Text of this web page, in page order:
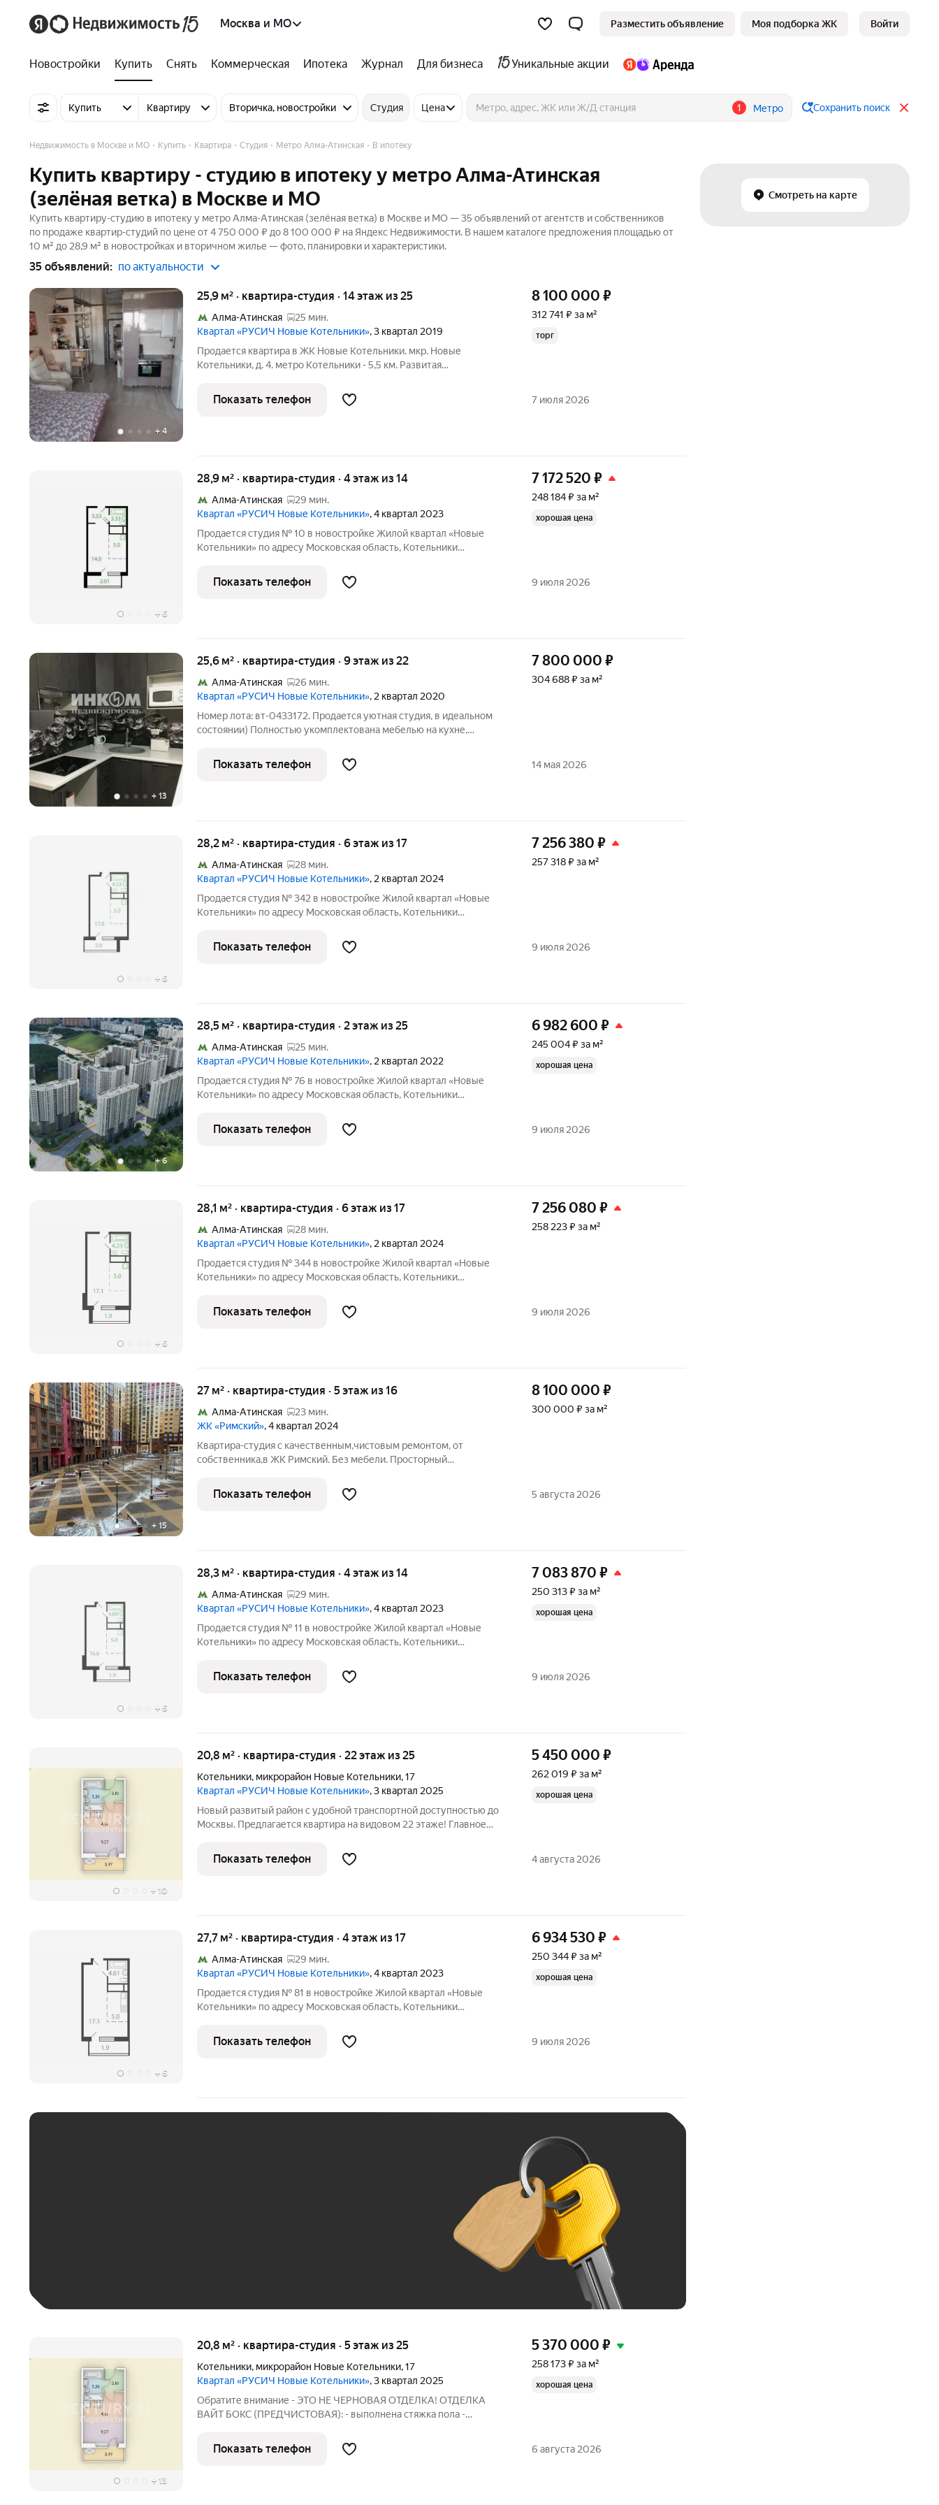
Москва и МО Разместить объявление Моя подборка ЖК Войти
Новостройки Купить Снять Коммерческая Ипотека Журнал Для бизнеса Уникальные акции
Купить Квартиру Вторичка, новостройки Студия Цена 1 Метро Сохранить поиск
Смотреть на карте
Недвижимость в Москве и МО Купить Квартира Студия Метро Алма-Атинская В ипотеку
Купить квартиру - студию в ипотеку у метро Алма-Атинская
(зелёная ветка) в Москве и МО
Купить квартиру-студию в ипотеку у метро Алма-Атинская (зелёная ветка) в Москве и МО — 35 объявлений от агентств и собственников
по продаже квартир-студий по цене от 4 750 000 ₽ до 8 100 000 ₽ на Яндекс Недвижимости. В нашем каталоге предложения площадью от
10 м² до 28,9 м² в новостройках и вторичном жилье — фото, планировки и характеристики.
35 объявлений: по актуальности
+ 4
25,9 м² · квартира-студия · 14 этаж из 25
Алма-Атинская
25 мин.
Квартал «РУСИЧ Новые Котельники», 3 квартал 2019
Продается квартира в ЖК Новые Котельники. мкр. Новые
Котельники, д. 4. метро Котельники - 5,5 км. Развитая
развлекательные центры. Один взрослый собственник. Квартира
без долгов и обременений.
8 100 000 ₽
312 741 ₽ за м²
торг
Показать телефон 7 июля 2026
+ 6
28,9 м² · квартира-студия · 4 этаж из 14
Алма-Атинская
29 мин.
Квартал «РУСИЧ Новые Котельники», 4 квартал 2023
Продается студия № 10 в новостройке Жилой квартал «Новые
Котельники» по адресу Московская область, Котельники
20. Общая площадь квартиры - 28.90 кв. м., этаж 4 из 14, секция 1.
Тип проекта,
7 172 520 ₽
248 184 ₽ за м²
хорошая цена
Показать телефон 9 июля 2026
+ 13
25,6 м² · квартира-студия · 9 этаж из 22
Алма-Атинская
26 мин.
Квартал «РУСИЧ Новые Котельники», 2 квартал 2020
Номер лота: вт-0433172. Продается уютная студия, в идеальном
состоянии) Полностью укомплектована мебелью на кухне,
видовые характеристики из окна. ЖК современный, монолитный,
дом
7 800 000 ₽
304 688 ₽ за м²
Показать телефон 14 мая 2026
+ 6
28,2 м² · квартира-студия · 6 этаж из 17
Алма-Атинская
28 мин.
Квартал «РУСИЧ Новые Котельники», 2 квартал 2024
Продается студия № 342 в новостройке Жилой квартал «Новые
Котельники» по адресу Московская область, Котельники
22. Общая площадь квартиры - 28.20 кв. м., этаж 6 из 17, секция 4.
7 256 380 ₽
257 318 ₽ за м²
Показать телефон 9 июля 2026
+6
28,5 м² · квартира-студия · 2 этаж из 25
Алма-Атинская
25 мин.
Квартал «РУСИЧ Новые Котельники», 2 квартал 2022
Продается студия № 76 в новостройке Жилой квартал «Новые
Котельники» по адресу Московская область, Котельники
Общая площадь квартиры - 28.50 кв. м., этаж 2 из 16, секция 2. Тип
проекта,
6 982 600 ₽
245 004 ₽ за м²
хорошая цена
Показать телефон 9 июля 2026
+ 6
28,1 м² · квартира-студия · 6 этаж из 17
Алма-Атинская
28 мин.
Квартал «РУСИЧ Новые Котельники», 2 квартал 2024
Продается студия № 344 в новостройке Жилой квартал «Новые
Котельники» по адресу Московская область, Котельники
22. Общая площадь квартиры - 28.10 кв. м., этаж 6 из 17, секция 4.
7 256 080 ₽
258 223 ₽ за м²
Показать телефон 9 июля 2026
+ 15
27 м² · квартира-студия · 5 этаж из 16
Алма-Атинская
23 мин.
ЖК «Римский», 4 квартал 2024
Квартира-студия с качественным,чистовым ремонтом, от
собственника,в ЖК Римский. Без мебели. Просторный
площадью 26,9 кв.м. Дом бизнес-класса с подземной паркингом,
закрытой,охраняемый
8 100 000 ₽
300 000 ₽ за м²
Показать телефон 5 августа 2026
+ 6
28,3 м² · квартира-студия · 4 этаж из 14
Алма-Атинская
29 мин.
Квартал «РУСИЧ Новые Котельники», 4 квартал 2023
Продается студия № 11 в новостройке Жилой квартал «Новые
Котельники» по адресу Московская область, Котельники
20. Общая площадь квартиры - 28.30 кв. м., этаж 4 из 14, секция 1.
Тип проекта,
7 083 870 ₽
250 313 ₽ за м²
хорошая цена
Показать телефон 9 июля 2026
+ 10
20,8 м² · квартира-студия · 22 этаж из 25
Котельники, микрорайон Новые Котельники,17
Квартал «РУСИЧ Новые Котельники», 3 квартал 2025
Новый развитый район с удобной транспортной доступностью до
Москвы. Предлагается квартира на видовом 22 этаже! Главное
полностью на свой вкус и цвет, без оглядки на типовые решения.
White box-
5 450 000 ₽
262 019 ₽ за м²
хорошая цена
Показать телефон 4 августа 2026
+ 6
27,7 м² · квартира-студия · 4 этаж из 17
Алма-Атинская
29 мин.
Квартал «РУСИЧ Новые Котельники», 4 квартал 2023
Продается студия № 81 в новостройке Жилой квартал «Новые
Котельники» по адресу Московская область, Котельники
20. Общая площадь квартиры - 27.70 кв. м., этаж 4 из 17, секция 2.
Тип проекта,
6 934 530 ₽
250 344 ₽ за м²
хорошая цена
Показать телефон 9 июля 2026
+ 13
20,8 м² · квартира-студия · 5 этаж из 25
Котельники, микрорайон Новые Котельники,17
Квартал «РУСИЧ Новые Котельники», 3 квартал 2025
Обратите внимание - ЭТО НЕ ЧЕРНОВАЯ ОТДЕЛКА! ОТДЕЛКА
ВАЙТ БОКС (ПРЕДЧИСТОВАЯ): - выполнена стяжка пола -
зашпаклеваны - ГОТОВЫ к покраске, либо к поклейке обоев - вся
электрика разведена - трубы
5 370 000 ₽
258 173 ₽ за м²
хорошая цена
Показать телефон 6 августа 2026